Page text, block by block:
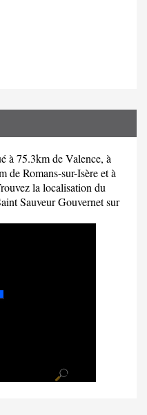
à 75.3km de Valence, à
de Romans-sur-Isère et à
la localisation du
Sauveur Gouvernet sur